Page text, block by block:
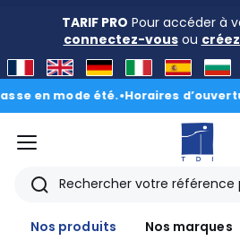
TARIF PRO Pour accéder à
connectez-vousou
mode été.•Horaires d’ouverture :
menu
Rechercher
Nos produits
Nos marques